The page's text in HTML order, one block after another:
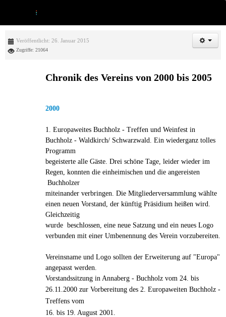
Veröffentlicht: 26. Januar 2015
Zugriffe: 21064
Chronik des Vereins von 2000 bis 2005
2000
1. Europaweites Buchholz - Treffen und Weinfest in
Buchholz - Waldkirch/ Schwarzwald. Ein wiederganz tolles
Programm
begeisterte alle Gäste. Drei schöne Tage, leider wieder im
Regen, konnten die einheimischen und die angereisten
Buchholzer
miteinander verbringen. Die Mitgliederversammlung wählte
einen neuen Vorstand, der künftig Präsidium heißen wird.
Gleichzeitig
wurde beschlossen, eine neue Satzung und ein neues Logo
verbunden mit einer Umbenennung des Verein vorzubereiten.
Vereinsname und Logo sollten der Erweiterung auf "Europa"
angepasst werden.
Vorstandssitzung in Annaberg - Buchholz vom 24. bis
26.11.2000 zur Vorbereitung des 2. Europaweiten Buchholz -
Treffens vom
16. bis 19. August 2001.